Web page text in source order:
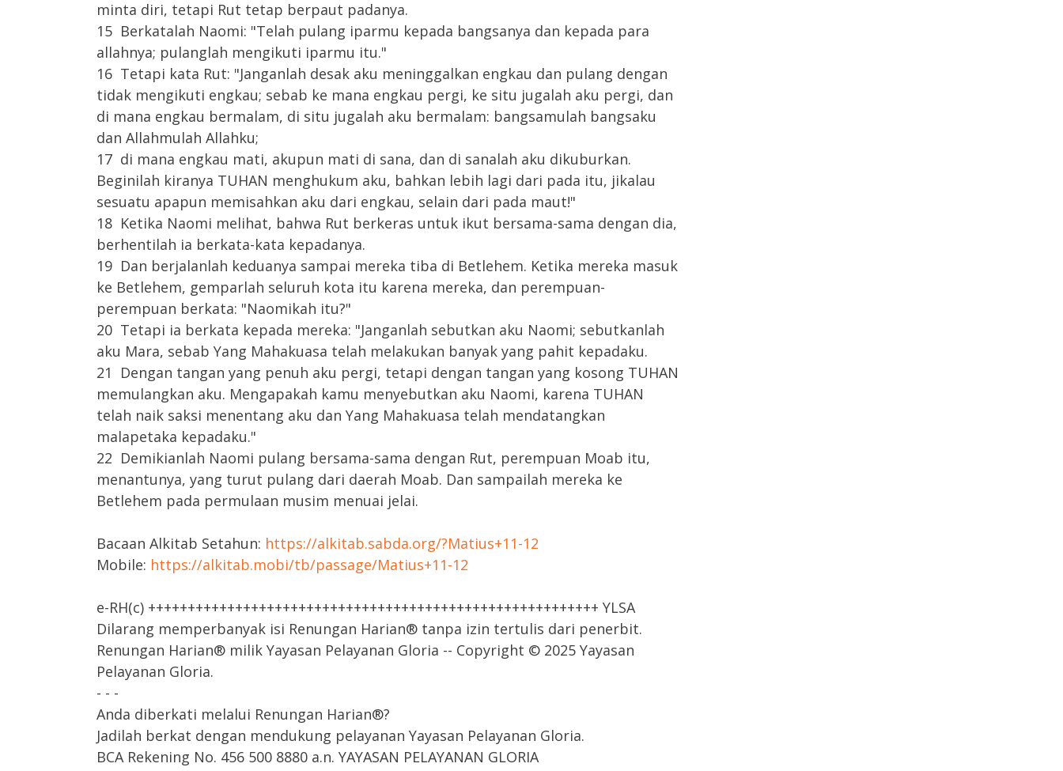
minta diri, tetapi Rut tetap berpaut padanya.
15 Berkatalah Naomi: "Telah pulang iparmu kepada bangsanya dan kepada para
allahnya; pulanglah mengikuti iparmu itu."
16 Tetapi kata Rut: "Janganlah desak aku meninggalkan engkau dan pulang dengan
tidak mengikuti engkau; sebab ke mana engkau pergi, ke situ jugalah aku pergi, dan
di mana engkau bermalam, di situ jugalah aku bermalam: bangsamulah bangsaku
dan Allahmulah Allahku;
17 di mana engkau mati, akupun mati di sana, dan di sanalah aku dikuburkan.
Beginilah kiranya TUHAN menghukum aku, bahkan lebih lagi dari pada itu, jikalau
sesuatu apapun memisahkan aku dari engkau, selain dari pada maut!"
18 Ketika Naomi melihat, bahwa Rut berkeras untuk ikut bersama-sama dengan dia,
berhentilah ia berkata-kata kepadanya.
19 Dan berjalanlah keduanya sampai mereka tiba di Betlehem. Ketika mereka masuk
ke Betlehem, gemparlah seluruh kota itu karena mereka, dan perempuan-
perempuan berkata: "Naomikah itu?"
20 Tetapi ia berkata kepada mereka: "Janganlah sebutkan aku Naomi; sebutkanlah
aku Mara, sebab Yang Mahakuasa telah melakukan banyak yang pahit kepadaku.
21 Dengan tangan yang penuh aku pergi, tetapi dengan tangan yang kosong TUHAN
memulangkan aku. Mengapakah kamu menyebutkan aku Naomi, karena TUHAN
telah naik saksi menentang aku dan Yang Mahakuasa telah mendatangkan
malapetaka kepadaku."
22 Demikianlah Naomi pulang bersama-sama dengan Rut, perempuan Moab itu,
menantunya, yang turut pulang dari daerah Moab. Dan sampailah mereka ke
Betlehem pada permulaan musim menuai jelai.
Bacaan Alkitab Setahun: https://alkitab.sabda.org/?Matius+11-12
Mobile: https://alkitab.mobi/tb/passage/Matius+11-12
e-RH(c) +++++++++++++++++++++++++++++++++++++++++++++++++++++++++ YLSA
Dilarang memperbanyak isi Renungan Harian® tanpa izin tertulis dari penerbit.
Renungan Harian® milik Yayasan Pelayanan Gloria -- Copyright © 2025 Yayasan
Pelayanan Gloria.
- - -
Anda diberkati melalui Renungan Harian®?
Jadilah berkat dengan mendukung pelayanan Yayasan Pelayanan Gloria.
BCA Rekening No. 456 500 8880 a.n. YAYASAN PELAYANAN GLORIA